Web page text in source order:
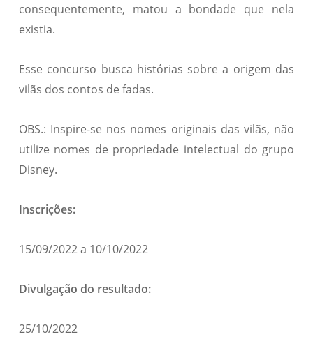
consequentemente, matou a bondade que nela
existia.
Esse concurso busca histórias sobre a origem das
vilãs dos contos de fadas.
OBS.: Inspire-se nos nomes originais das vilãs, não
utilize nomes de propriedade intelectual do grupo
Disney.
Inscrições:
15/09/2022 a 10/10/2022
Divulgação do resultado:
25/10/2022